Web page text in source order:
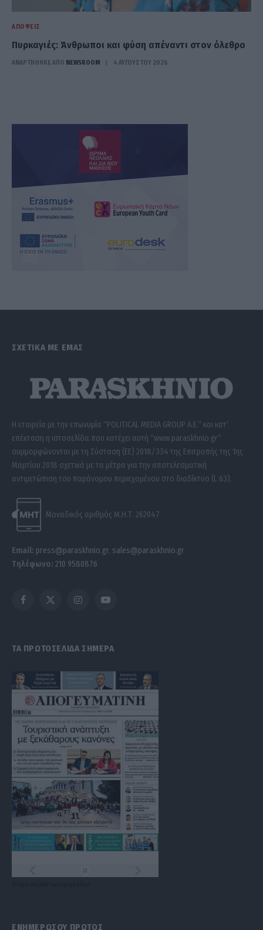
ΑΠΌΨΕΙΣ
Πυρκαγιές: Άνθρωποι και φύση απέναντι στον όλεθρο
ΑΝΑΡΤΗΘΗΚΕ ΑΠΟ NEWSROOM 4 ΑΥΓΟΎΣΤΟΥ 2026
ΣΧΕΤΙΚΑ ΜΕ ΕΜΑΣ
Η εταιρεία με την επωνυμία “POLITICAL MEDIA GROUP A.E.” και κατ’
επέκταση η ιστοσελίδα που κατέχει αυτή “www.paraskhnio.gr”
συμμορφώνονται με τη Σύσταση (ΕΕ) 2018/334 της Επιτροπής της 1ης
Μαρτίου 2018 σχετικά με τα μέτρα για την αποτελεσματική
αντιμετώπιση του παράνομου περιεχομένου στο διαδίκτυο (L 63).
Μοναδικός αριθμός Μ.Η.Τ. 262047
Email: press@paraskhnio.gr, sales@paraskhnio.gr
Τηλέφωνο: 210 9580876
Facebook
X
InstagramYouTube
ΤΑ ΠΡΩΤΟΣΕΛΙΔΑ ΣΗΜΕΡΑ
ΕΝΗΜΕΡΩΣΟΥ ΠΡΩΤΟΣ